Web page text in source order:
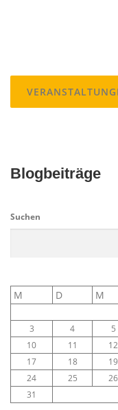
Blogbeiträge
Suchen
M D M
3
4 5
10
11 12
17
18 19
24
25 26
31